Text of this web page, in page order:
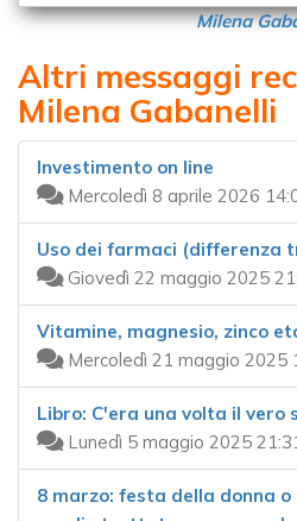
Milena
Altri messaggi
Milena Gabanelli
Investimento on line
Mercoledì 8 aprile 2026
Uso dei farmaci (differenza
Giovedì 22 maggio 2025
Vitamine, magnesio, zinco
Mercoledì 21 maggio 2025
Libro: C'era una volta il vero
Lunedì 5 maggio 2025
8 marzo: festa della donna o